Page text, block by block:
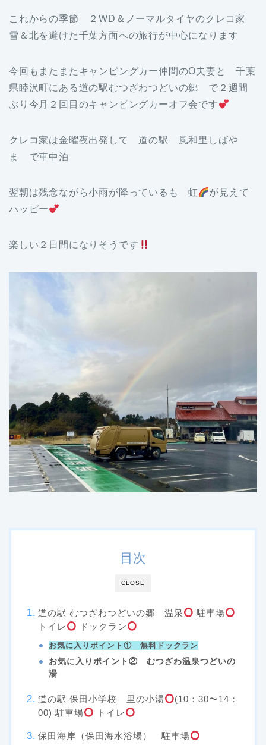
これからの季節 ２WD＆ノーマルタイヤのクレコ家
雪＆北を避けた千葉方面への旅行が中心になります
今回もまたまたキャンピングカー仲間のO夫妻と 千葉
県睦沢町にある道の駅むつざわつどいの郷 で２週間
ぶり今月２回目のキャンピングカーオフ会です
クレコ家は金曜夜出発して 道の駅 風和里しばや
ま で車中泊
翌朝は残念ながら小雨が降っているも 虹
が見えて
ハッピー
楽しい２日間になりそうです
CLOSE
目次
道の駅 むつざわつどいの郷 温泉
駐車場
トイレ
ドックラン
お気に入りポイント① 無料ドックラン
お気に入りポイント②
むつざわ温泉つどいの
湯
道の駅 保田小学校 里の小湯
(10：30〜14：
00) 駐車場
トイレ
保田海岸（保田海水浴場） 駐車場